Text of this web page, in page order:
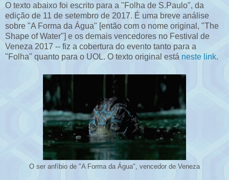
O texto abaixo foi escrito para a "Folha de S.Paulo", da
edição de 11 de setembro de 2017. É uma breve análise
sobre "A Forma da Água" [então com o nome original, "The
Shape of Water"] e os demais vencedores no Festival de
Veneza 2017 -- fiz a cobertura do evento tanto para a
"Folha" quanto para o UOL. O texto original está neste link.
O ser anfíbio de "A Forma da Água", vencedor de Veneza